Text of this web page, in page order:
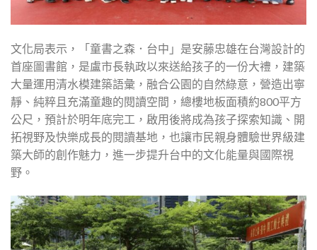
文化局表示，「童書之森．台中」是安藤忠雄在台灣設計的
首座圖書館，是盧市長執政以來送給孩子的一份大禮，建築
大量運用清水模建築語彙，融合公園的自然綠意，營造出寧
靜、純粹且充滿童趣的閱讀空間，總樓地板面積約800平方
公尺，預計於明年底完工，啟用後將成為孩子探索知識、開
拓視野及快樂成長的閱讀基地，也讓市民親身體驗世界級建
築大師的創作魅力，進一步提升台中的文化能量與國際視
野。